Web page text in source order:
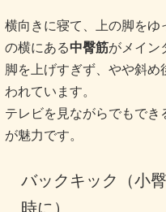
横向きに寝て、上の脚を
の横にある中臀筋がメイン
脚を上げすぎず、やや斜
われています。
テレビを見ながらでもで
が魅力です。
バックキック（小
時に）